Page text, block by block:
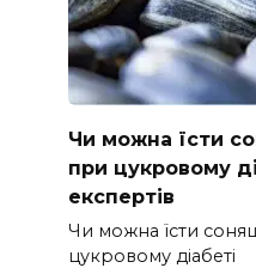
Чи можна їсти
при цукровому
експертів
Чи можна їсти
цукровому діабеті